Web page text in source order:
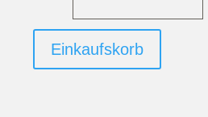
Einkaufskorb